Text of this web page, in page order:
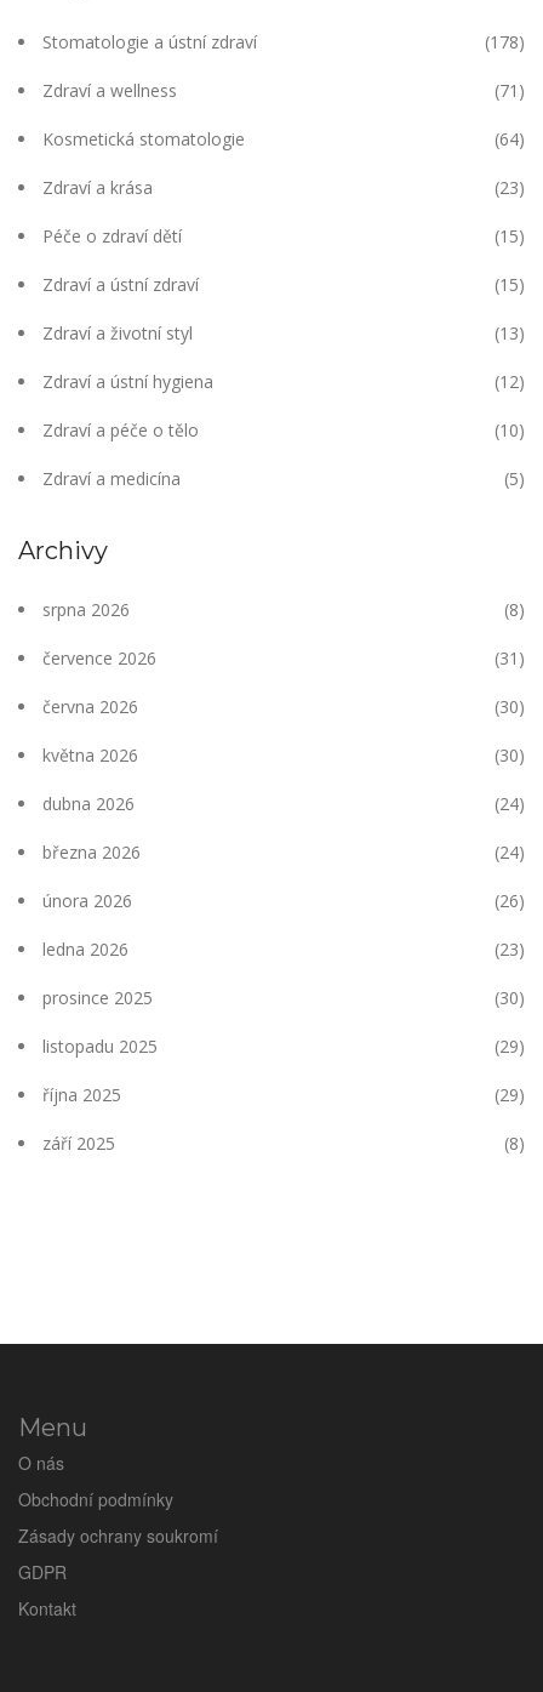
Stomatologie a ústní zdraví (178)
Zdraví a wellness (71)
Kosmetická stomatologie (64)
Zdraví a krása (23)
Péče o zdraví dětí (15)
Zdraví a ústní zdraví (15)
Zdraví a životní styl (13)
Zdraví a ústní hygiena (12)
Zdraví a péče o tělo (10)
Zdraví a medicína (5)
Archivy
srpna 2026 (8)
července 2026 (31)
června 2026 (30)
května 2026 (30)
dubna 2026 (24)
března 2026 (24)
února 2026 (26)
ledna 2026 (23)
prosince 2025 (30)
listopadu 2025 (29)
října 2025 (29)
září 2025 (8)
Menu
O nás
Obchodní podmínky
Zásady ochrany soukromí
GDPR
Kontakt